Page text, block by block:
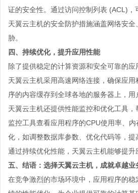
证的安全性。通过访问控制列表 (ACL)
天翼云主机的安全防护措施涵盖网络安
胁。
四、持续优化，提升应用性能
除了提供稳定的计算资源和安全可靠的应
天翼云主机采用高速网络连接，确保应
序的内容缓存到全球各地的服务器上，
天翼云主机还提供性能监控和优化工具
监控工具查看应用程序的CPU使用率、
化，如调整数据库参数、优化代码等，提
通过持续优化性能，天翼云主机能够提
五、结语：选择天翼云主机，成就卓越业
在竞争激烈的市场环境中，应用程序的